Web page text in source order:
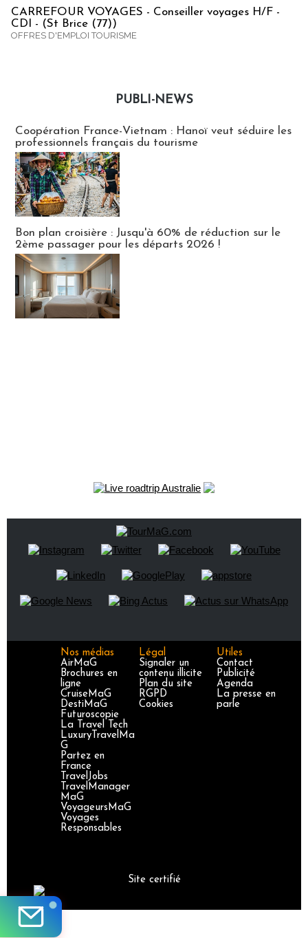
CARREFOUR VOYAGES - Conseiller voyages H/F -
CDI - (St Brice (77))
OFFRES D'EMPLOI TOURISME
PUBLI-NEWS
Coopération France-Vietnam : Hanoï veut séduire les
professionnels français du tourisme
Bon plan croisière : Jusqu'à 60% de réduction sur le
2ème passager pour les départs 2026 !
Nos médias
AirMaG
Brochures en
ligne
CruiseMaG
DestiMaG
Futuroscopie
La Travel Tech
LuxuryTravelMa
G
Partez en
France
TravelJobs
TravelManager
MaG
VoyageursMaG
Voyages
Responsables
Légal
Signaler un
contenu illicite
Plan du site
RGPD
Cookies
Utiles
Contact
Publicité
Agenda
La presse en
parle
Site certifié